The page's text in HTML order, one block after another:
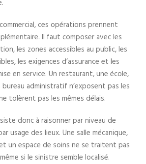
ces opérations prennent
Il faut composer avec les
les zones accessibles au public, les
les exigences d’assurance et les
en service. Un restaurant, une école,
administratif n’exposent pas les
tolèrent pas les mêmes délais.
donc à raisonner par niveau de
usage des lieux. Une salle mécanique,
un espace de soins ne se traitent pas
si le sinistre semble localisé.